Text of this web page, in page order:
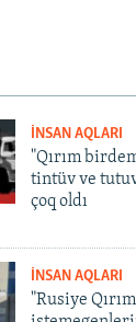
İNSAN AQLARI
"Qırım
tintüv ve
çoq oldı
İNSAN AQLARI
"Rusiye